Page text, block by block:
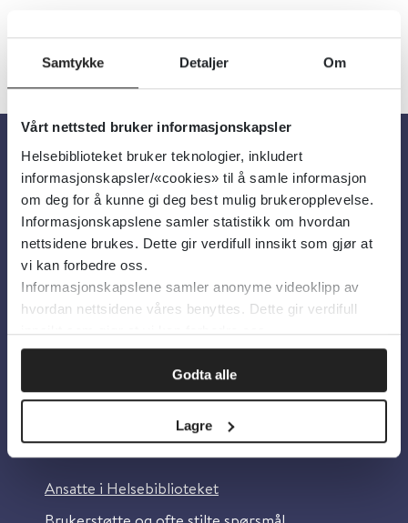
Samtykke Detaljer Om
Vårt nettsted bruker informasjonskapsler
Helsebiblioteket bruker teknologier, inkludert
informasjonskapsler/«cookies» til å samle informasjon
om deg for å kunne gi deg best mulig brukeropplevelse.
Informasjonskapslene samler statistikk om hvordan
nettsidene brukes. Dette gir verdifull innsikt som gjør at
vi kan forbedre oss.
Informasjonskapslene samler anonyme videoklipp av
hvordan nettsidene våres benyttes. Dette gir verdifull
innsikt som gjør at vi kan forbedre oss.
Godta alle
Lagre
Om oss
Om Helsebiblioteket
Personvern og informasjonskapsler
Tilgjengelighetserklæring
Information in English
Ansatte i Helsebiblioteket